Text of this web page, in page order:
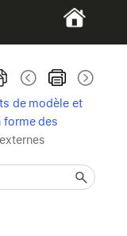
de modèle et
forme des